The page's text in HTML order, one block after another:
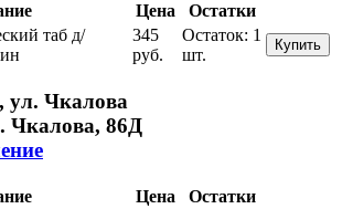
Цена
Остатки
таб д/
345
руб.
Остаток: 1
шт.
Купить
Чкалова
Чкалова, 86Д
Цена
Остатки